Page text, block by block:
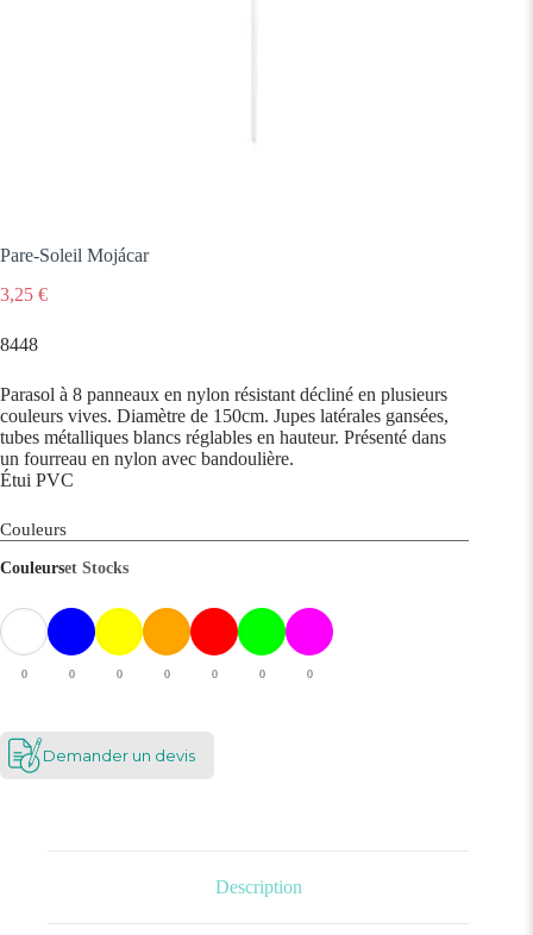
Pare-Soleil Mojácar
3,25 €
8448
Parasol à 8 panneaux en nylon résistant décliné en plusieurs
couleurs vives. Diamètre de 150cm. Jupes latérales gansées,
tubes métalliques blancs réglables en hauteur. Présenté dans
un fourreau en nylon avec bandoulière.
Étui PVC
Couleurs
Couleurset Stocks
0 0 0 0 0 0 0
Demander un devis
Description